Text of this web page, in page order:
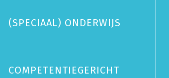
(SPECIAAL) ONDERWIJS
COMPETENTIEGERICHT